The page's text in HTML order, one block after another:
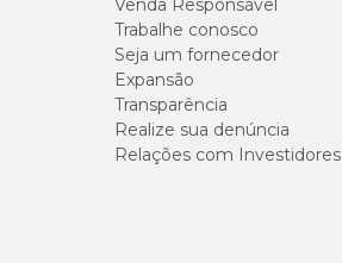
G: (C) 11cm x (L) 5cm x (E) 4cm
Venda Responsável
Trabalhe conosco
Seja um fornecedor
Expansão
Transparência
Realize sua denúncia
Relações com Investidores